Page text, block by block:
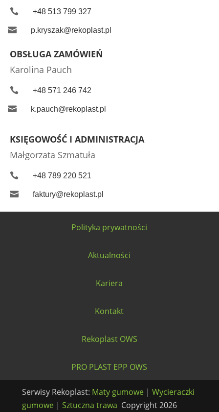
 +48 513 799 327
 p.kryszak@rekoplast.pl
OBSŁUGA ZAMÓWIEŃ
Karolina Pauch
 +48 571 246 742
 k.pauch@rekoplast.pl
KSIĘGOWOŚĆ I ADMINISTRACJA
Małgorzata Szmatuła
 +48 789 220 521
 faktury@rekoplast.pl
Polityka prywatności
Aktualności
Kariera
Kontakt
Rekoplast OWS
PRO PLAST EPP OWS
Serwisy Rekoplast: Maty gumowe | Wycieraczki
gumowe | Sztuczna trawa Copyright 2026